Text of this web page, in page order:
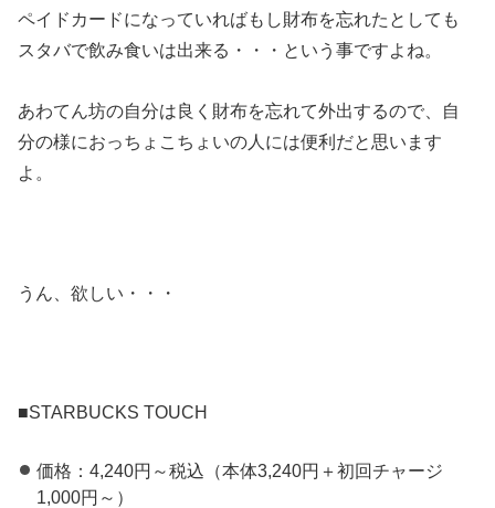
ペイドカードになっていればもし財布を忘れたとしても
スタバで飲み食いは出来る・・・という事ですよね。
あわてん坊の自分は良く財布を忘れて外出するので、自
分の様におっちょこちょいの人には便利だと思います
よ。
うん、欲しい・・・
■STARBUCKS TOUCH
価格：4,240円～税込（本体3,240円＋初回チャージ
1,000円～）